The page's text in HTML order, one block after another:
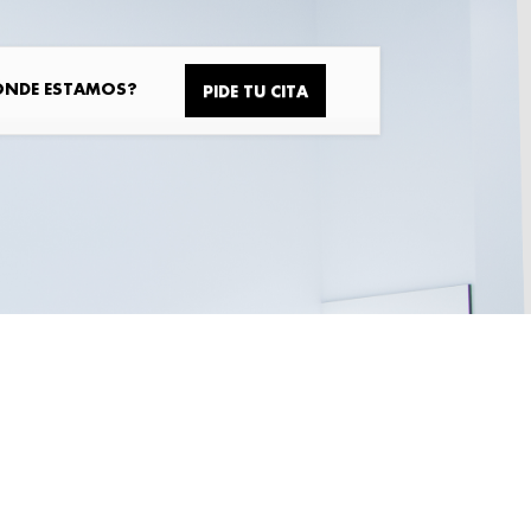
ESTAMOS? PIDE TU CITA